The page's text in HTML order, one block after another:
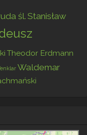
śl. Stanisław
Theodor Erdmann
Waldemar